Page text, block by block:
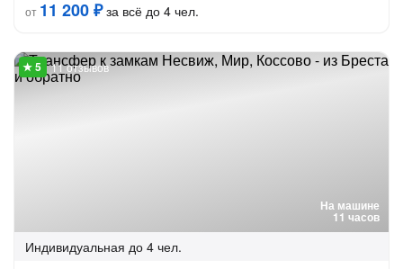
от 11 200 ₽за всё до 4 чел.
На машине
11 часов
11 отзывов
Индивидуальная до 4 чел.